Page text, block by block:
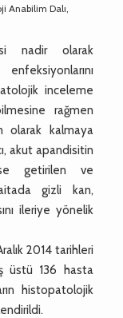
Anabilim Dalı,
nadir olarak
inceleme
rağmen
olarak kalmaya
akut apandisitin
getirilen ve
gizli kan,
ileriye yönelik
2014 tarihleri
üstü 136 hasta
histopatolojik